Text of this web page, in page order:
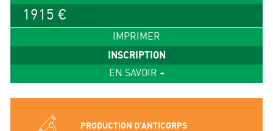
1915 €
IMPRIMER
INSCRIPTION
EN SAVOIR +
PRODUCTION D’ANTICORPS